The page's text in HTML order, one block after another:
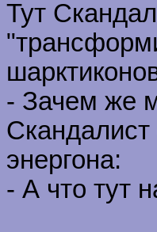
Тут
- Зачем же
энергона:
- А что тут